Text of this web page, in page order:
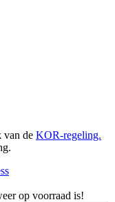
van de KOR-regeling.
op voorraad is!